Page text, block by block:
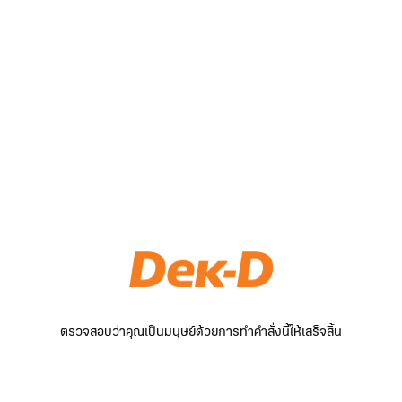
ตรวจสอบว่าคุณเป็นมนุษย์ด้วยการทำคำสั่งนี้ให้เสร็จสิ้น